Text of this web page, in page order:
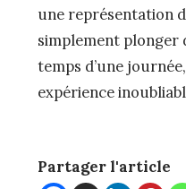
une représentation
simplement plonger
temps d’une
expérience
Partager l'article